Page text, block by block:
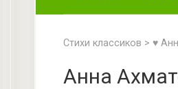
Стихи классиков > ♥
Анна